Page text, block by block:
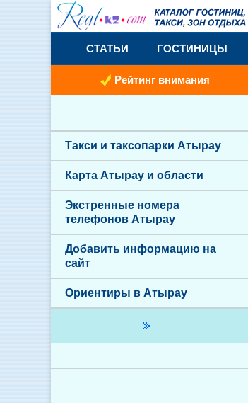
СТАТЬИ ГОСТИНИЦЫ
Рейтинг внимания
Такси и таксопарки Атырау
Карта Атырау и области
Экстренные номера
телефонов Атырау
Добавить информацию на
сайт
Ориентиры в Атырау